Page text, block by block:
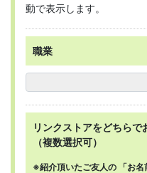
動で表示します。
職業
リンクストアをどちらで
（複数選択可）
※紹介頂いたご友人の 「お